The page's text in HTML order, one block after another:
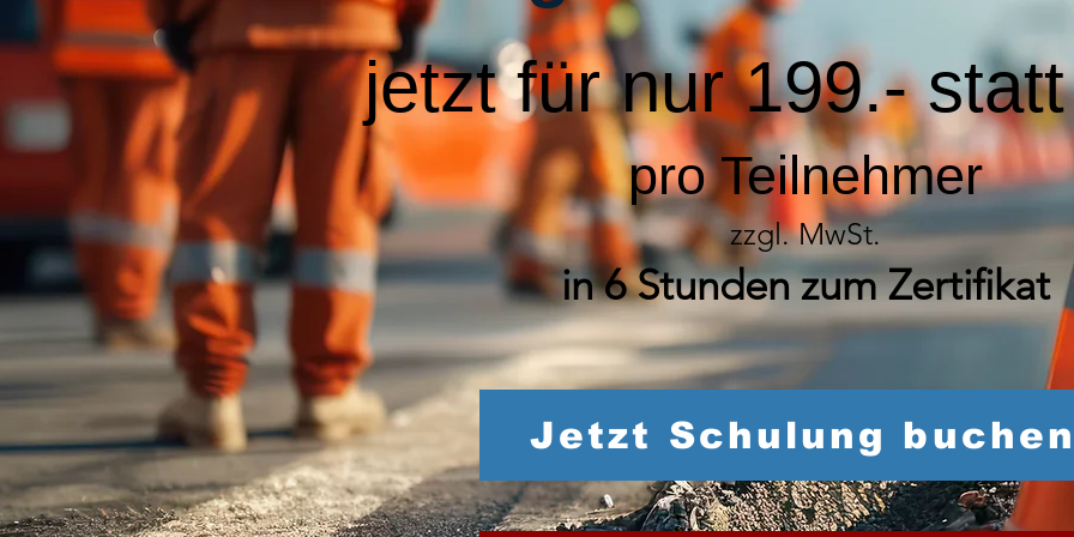
jetzt für nur 199.-
pro Teilnehmer
zzgl. MwSt.
in 6 Stunden zum Zertifikat
Jetzt Schulung